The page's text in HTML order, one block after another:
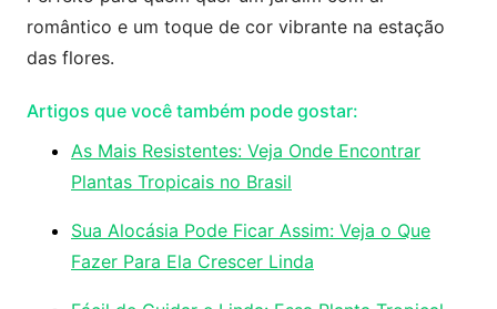
romântico e um toque de cor vibrante na estação
das flores.
Artigos que você também pode gostar:
As Mais Resistentes: Veja Onde Encontrar
Plantas Tropicais no Brasil
Sua Alocásia Pode Ficar Assim: Veja o Que
Fazer Para Ela Crescer Linda